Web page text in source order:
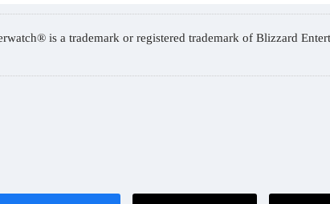
is a trademark or registered trademark of Blizzard